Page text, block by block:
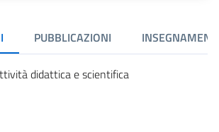
PUBBLICAZIONI INSEGNAMENTI
didattica e scientifica